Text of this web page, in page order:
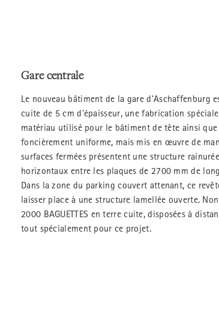
Gare centrale
Le nouveau bâtiment de la gare d'Aschaffenburg
cuite de 5 cm d'épaisseur, une fabrication
matériau utilisé pour le bâtiment de tête ainsi
foncièrement uniforme, mais mis en œuvre de
surfaces fermées présentent une structure
horizontaux entre les plaques de 2700 mm de
Dans la zone du parking couvert attenant, ce
laisser place à une structure lamellée ouverte.
2000 BAGUETTES en terre cuite, disposées à
tout spécialement pour ce projet.